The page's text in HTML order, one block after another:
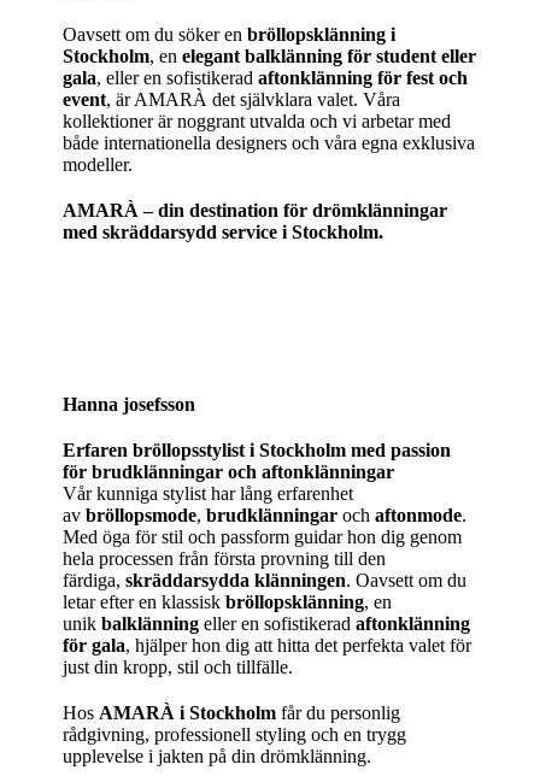
Oavsett om du söker enbröllopsklänning i
Stockholm, enelegant balklänning för student eller
gala, eller en sofistikeradaftonklänning för fest och
event, är AMARÀ det självklara valet. Våra
kollektioner är noggrant utvalda och vi arbetar med
både internationella designers och våra egna exklusiva
modeller.
AMARÀ – din destination för drömklänningar
med skräddarsydd service i Stockholm.
Hanna josefsson
Erfaren bröllopsstylist i Stockholm med passion
för brudklänningar och aftonklänningar
Vår kunniga stylist har lång erfarenhet
avbröllopsmode,brudklänningar ochaftonmode.
Med öga för stil och passform guidar hon dig genom
hela processen från första provning till den
färdiga,skräddarsydda klänningen. Oavsett om du
letar efter en klassiskbröllopsklänning, en
unikbalklänning eller en sofistikeradaftonklänning
för gala, hjälper hon dig att hitta det perfekta valet för
just din kropp, stil och tillfälle.
Hos AMARÀ i Stockholm får du personlig
rådgivning, professionell styling och en trygg
upplevelse i jakten på din drömklänning.